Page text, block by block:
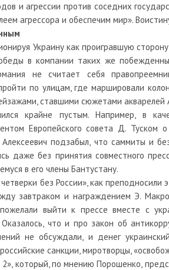
и агрессии против соседних
агрессора и обеспечим мир».
Украину как проигравшую
в компании таких же
не считает себя
по улицам, где маршировали
ставшими сюжетами акварелей
крайне пустым. Например, в
Европейского совета Д.
подзабыл, что саммиты и
даже без принятия совместного
в его члены Бантустану.
без России», как
завтраком и награждением Э.
выйти к прессе вместе с
Оказалось, что и про закон об
не обсуждали, и денег
санкции, миротворцы,
который, по мнению Порошенко,